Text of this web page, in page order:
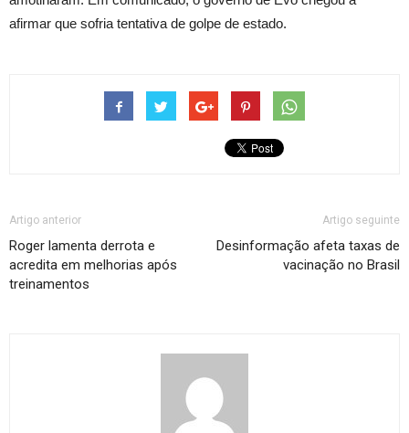
afirmar que sofria tentativa de golpe de estado.
Artigo anterior
Roger lamenta derrota e
acredita em melhorias após
treinamentos
Artigo seguinte
Desinformação afeta taxas de
vacinação no Brasil